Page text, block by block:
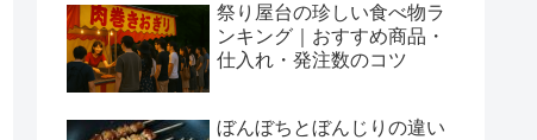
祭り屋台の珍しい食べ物ラ
ンキング｜おすすめ商品・
仕入れ・発注数のコツ
ぼんぼちとぼんじりの違い